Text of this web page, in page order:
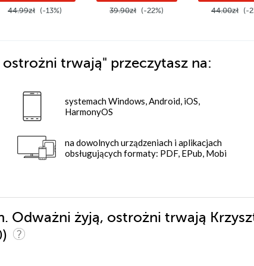
44.99zł (-13%) 39.90zł (-22%) 44.00zł (-
ostrożni trwają" przeczytasz na:
systemach Windows, Android, iOS,
HarmonyOS
na dowolnych urządzeniach i aplikacjach
obsługujących formaty: PDF, EPub, Mobi
Odważni żyją, ostrożni trwają